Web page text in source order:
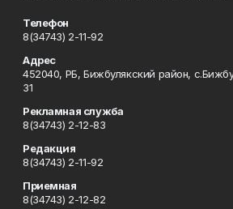
Телефон
8(34743) 2-11-92
Адрес
452040, РБ, Бижбулякский район,
31
Рекламная служба
8(34743) 2-12-83
Редакция
8(34743) 2-11-92
Приемная
8(34743) 2-12-82